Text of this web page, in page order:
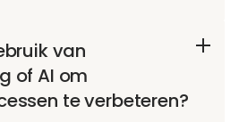
van
of AI om
te verbeteren?